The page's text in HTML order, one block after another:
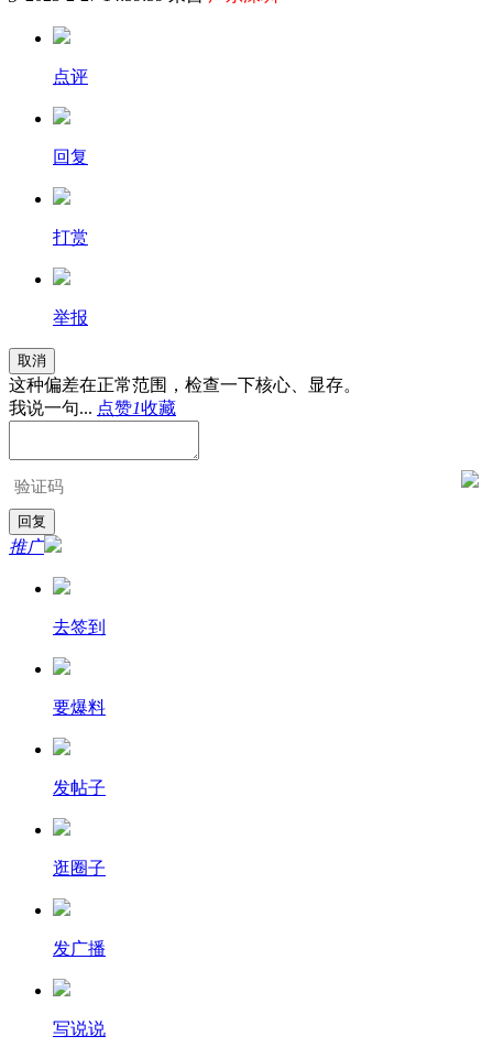
点评
回复
打赏
举报
取消
这种偏差在正常范围，检查一下核心、显存。
我说一句... 点赞1收藏
推广
去签到
要爆料
发帖子
逛圈子
发广播
写说说